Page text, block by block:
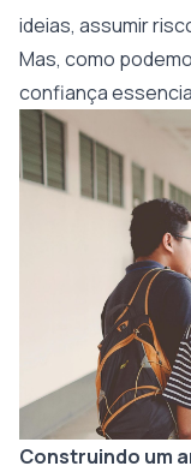
ideias, assumir
Mas, como
confiança
Construindo um